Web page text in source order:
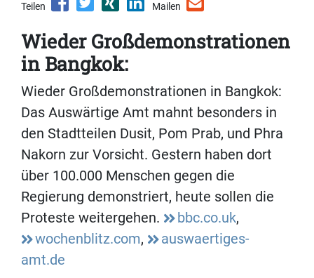
Teilen Mailen
Wieder Großdemonstrationen
in Bangkok:
Wieder Großdemonstrationen in Bangkok:
Das Auswärtige Amt mahnt besonders in
den Stadtteilen Dusit, Pom Prab, und Phra
Nakorn zur Vorsicht. Gestern haben dort
über 100.000 Menschen gegen die
Regierung demonstriert, heute sollen die
Proteste weitergehen.
bbc.co.uk,
wochenblitz.com,
auswaertiges-
amt.de